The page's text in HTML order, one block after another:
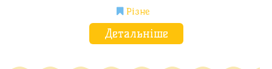
Різне
Детальніше